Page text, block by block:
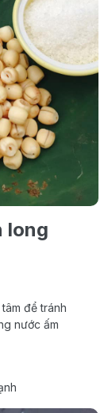
long
để tránh
nước ấm